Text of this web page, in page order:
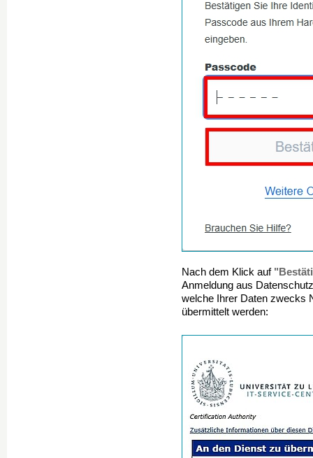
Nach dem Klick auf
Anmeldung aus
welche Ihrer Daten zwecks
übermittelt werden: